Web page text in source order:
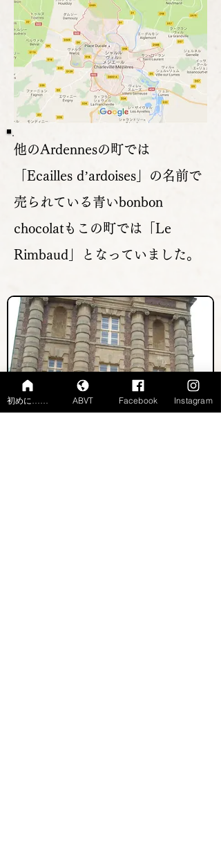
他のArdennesの町では
「Ecailles d’ardoises」の名前で
売られている青いbonbon
chocolatもこの町では「Le
Rimbaud」となっていました。
初めに…… ABVT Facebook Instagram